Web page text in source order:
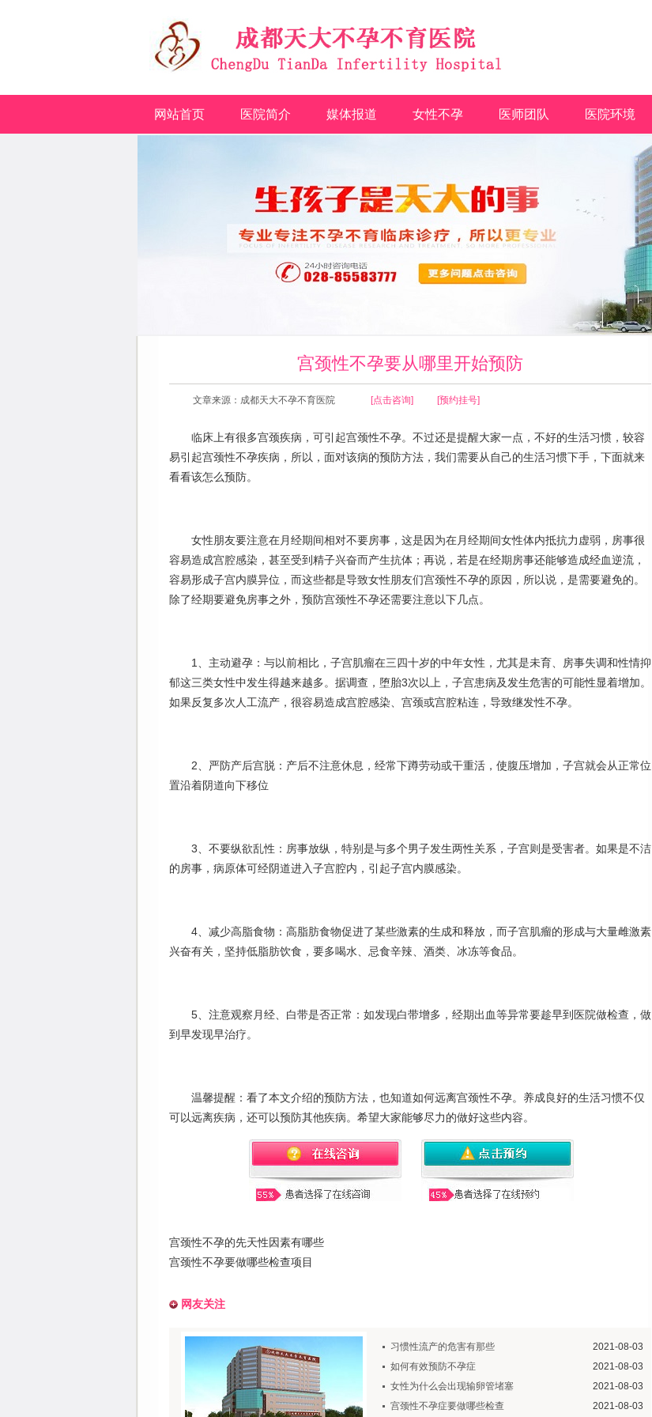
网站首页 医院简介 媒体报道 女性不孕 医师团队 医院环境
宫颈性不孕要从哪里开始预防
文章来源：成都天大不孕不育医院 [点击咨询] [预约挂号]
临床上有很多宫颈疾病，可引起宫颈性不孕。不过还是提醒大家一点，不好的生活习惯，较容
易引起宫颈性不孕疾病，所以，面对该病的预防方法，我们需要从自己的生活习惯下手，下面就来
看看该怎么预防。
女性朋友要注意在月经期间相对不要房事，这是因为在月经期间女性体内抵抗力虚弱，房事很
容易造成宫腔感染，甚至受到精子兴奋而产生抗体；再说，若是在经期房事还能够造成经血逆流，
容易形成子宫内膜异位，而这些都是导致女性朋友们宫颈性不孕的原因，所以说，是需要避免的。
除了经期要避免房事之外，预防宫颈性不孕还需要注意以下几点。
1、主动避孕：与以前相比，子宫肌瘤在三四十岁的中年女性，尤其是未育、房事失调和性情抑
郁这三类女性中发生得越来越多。据调查，堕胎3次以上，子宫患病及发生危害的可能性显着增加。
如果反复多次人工流产，很容易造成宫腔感染、宫颈或宫腔粘连，导致继发性不孕。
2、严防产后宫脱：产后不注意休息，经常下蹲劳动或干重活，使腹压增加，子宫就会从正常位
置沿着阴道向下移位
3、不要纵欲乱性：房事放纵，特别是与多个男子发生两性关系，子宫则是受害者。如果是不洁
的房事，病原体可经阴道进入子宫腔内，引起子宫内膜感染。
4、减少高脂食物：高脂肪食物促进了某些激素的生成和释放，而子宫肌瘤的形成与大量雌激素
兴奋有关，坚持低脂肪饮食，要多喝水、忌食辛辣、酒类、冰冻等食品。
5、注意观察月经、白带是否正常：如发现白带增多，经期出血等异常要趁早到医院做检查，做
到早发现早治疗。
温馨提醒：看了本文介绍的预防方法，也知道如何远离宫颈性不孕。养成良好的生活习惯不仅
可以远离疾病，还可以预防其他疾病。希望大家能够尽力的做好这些内容。
宫颈性不孕的先天性因素有哪些
宫颈性不孕要做哪些检查项目
网友关注
2021-08-03
习惯性流产的危害有那些
2021-08-03
如何有效预防不孕症
2021-08-03
女性为什么会出现输卵管堵塞
2021-08-03
宫颈性不孕症要做哪些检查